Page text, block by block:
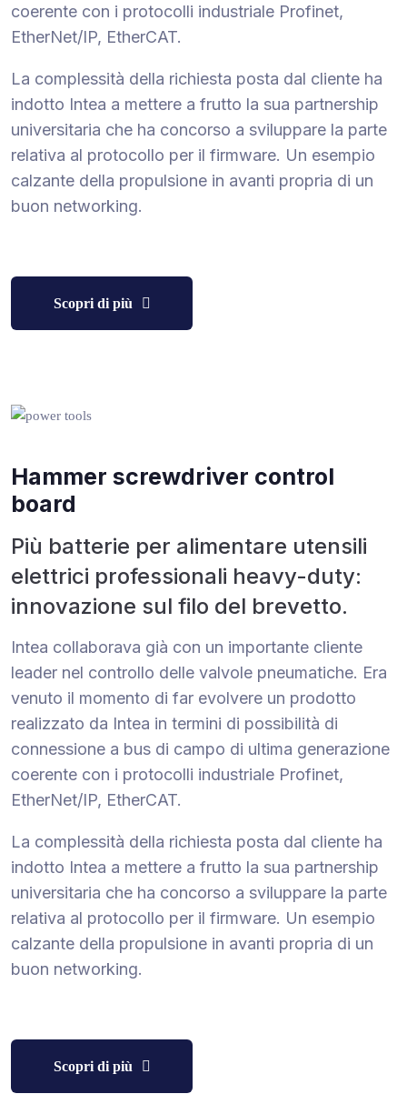
coerente con i protocolli industriale Profinet,
EtherNet/IP, EtherCAT.
La complessità della richiesta posta dal cliente ha
indotto Intea a mettere a frutto la sua partnership
universitaria che ha concorso a sviluppare la parte
relativa al protocollo per il firmware. Un esempio
calzante della propulsione in avanti propria di un
buon networking.
Scopri di più
Hammer screwdriver control
board
Più batterie per alimentare utensili
elettrici professionali heavy-duty:
innovazione sul filo del brevetto.
Intea collaborava già con un importante cliente
leader nel controllo delle valvole pneumatiche. Era
venuto il momento di far evolvere un prodotto
realizzato da Intea in termini di possibilità di
connessione a bus di campo di ultima generazione
coerente con i protocolli industriale Profinet,
EtherNet/IP, EtherCAT.
La complessità della richiesta posta dal cliente ha
indotto Intea a mettere a frutto la sua partnership
universitaria che ha concorso a sviluppare la parte
relativa al protocollo per il firmware. Un esempio
calzante della propulsione in avanti propria di un
buon networking.
Scopri di più